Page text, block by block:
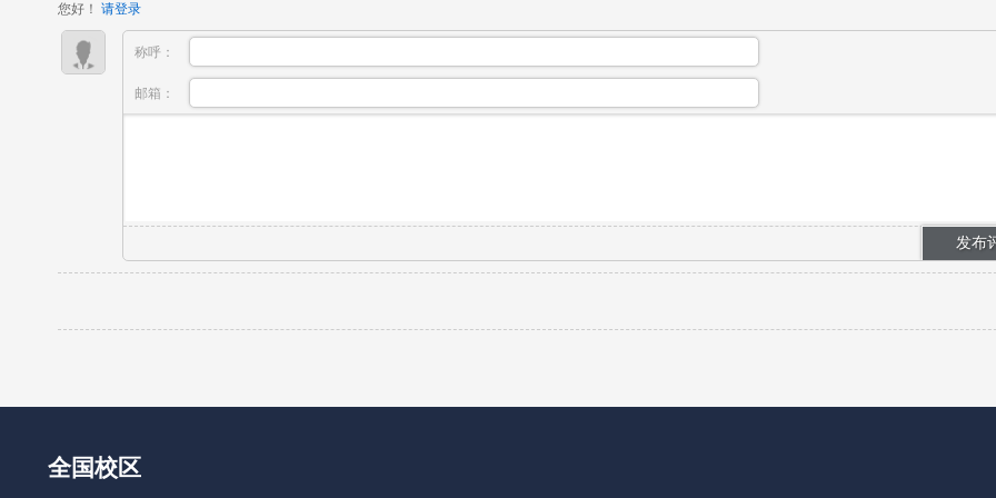
您好！ 请登录
称呼：
邮箱：
全国校区